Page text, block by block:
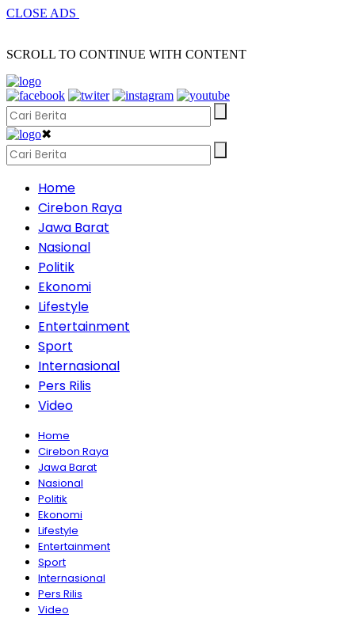
CLOSE ADS
SCROLL TO CONTINUE WITH CONTENT
✖
Home
Cirebon Raya
Jawa Barat
Nasional
Politik
Ekonomi
Lifestyle
Entertainment
Sport
Internasional
Pers Rilis
Video
Home
Cirebon Raya
Jawa Barat
Nasional
Politik
Ekonomi
Lifestyle
Entertainment
Sport
Internasional
Pers Rilis
Video